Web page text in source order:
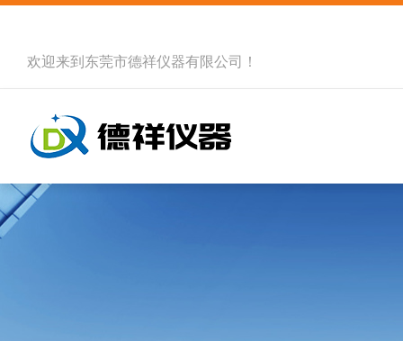
欢迎来到 东莞市德祥仪器有限公司 ！